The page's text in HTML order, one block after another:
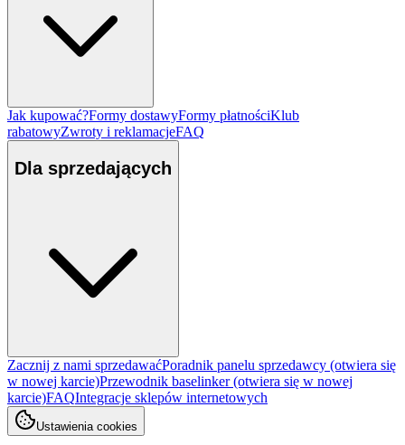
Jak kupować?Formy dostawyFormy płatnościKlub
rabatowyZwroty i reklamacjeFAQ
Dla sprzedających
Zacznij z nami sprzedawaćPoradnik panelu sprzedawcy (otwiera się
w nowej karcie)Przewodnik baselinker(otwiera się w nowej
karcie)FAQIntegracje sklepów internetowych
Ustawienia cookies